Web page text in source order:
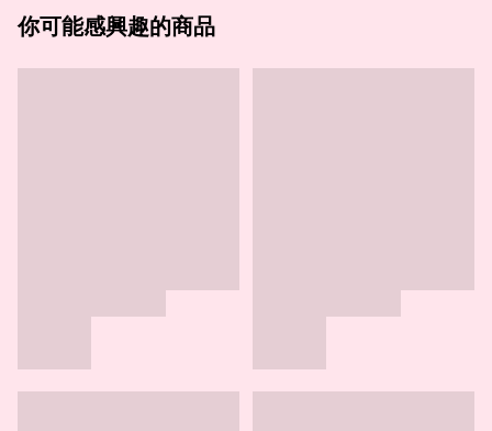
你可能感興趣的商品